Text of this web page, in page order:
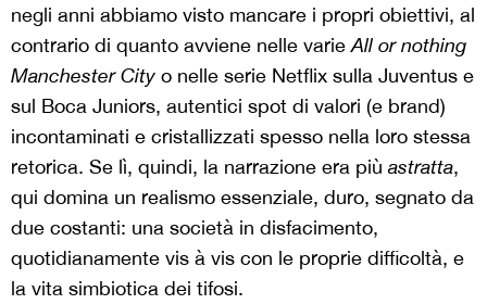
negli anni abbiamo visto mancare i propri obiettivi, al
contrario di quanto avviene nelle varieAll or nothing
Manchester City o nelle serie Netflix sulla Juventus e
sul Boca Juniors, autentici spot di valori (e brand)
incontaminati e cristallizzati spesso nella loro stessa
retorica. Se lì, quindi, la narrazione era piùastratta,
qui domina un realismo essenziale, duro, segnato da
due costanti: una società in disfacimento,
quotidianamente vis à vis con le proprie difficoltà, e
la vita simbiotica dei tifosi.